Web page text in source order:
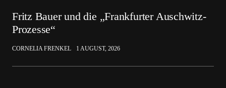
Fritz Bauer und die „Frankfurter Auschwitz-
Prozesse“
CORNELIA FRENKEL 1 AUGUST, 2026